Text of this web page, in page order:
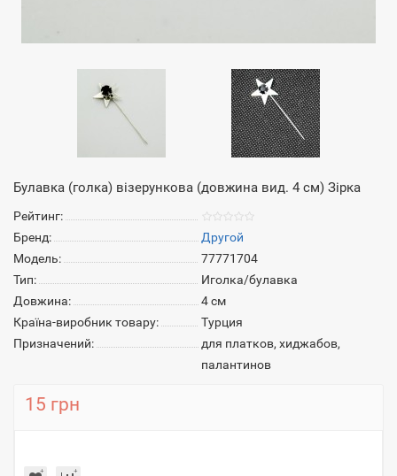
Булавка (голка) візерункова (довжина вид. 4 см) Зірка
Рейтинг:
Бренд:
Другой
Модель:
77771704
Тип:
Иголка/булавка
Довжина:
4 см
Країна-виробник товару:
Турция
Призначений:
для платков, хиджабов,
палантинов
15 грн